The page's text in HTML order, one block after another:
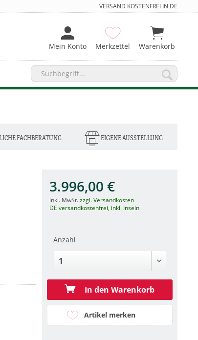
VERSAND KOSTENFREI IN DE
Mein Konto Merkzettel Warenkorb
FACHBERATUNG EIGENE AUSSTELLUNG
3.996,00 €
inkl. MwSt.zzgl. Versandkosten
DE versandkostenfrei, inkl. Inseln
Anzahl
In den Warenkorb
Artikel merken